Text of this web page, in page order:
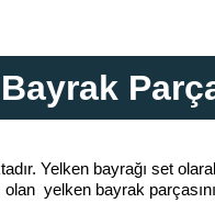
Yelken bayrağı set
yelken bayrak